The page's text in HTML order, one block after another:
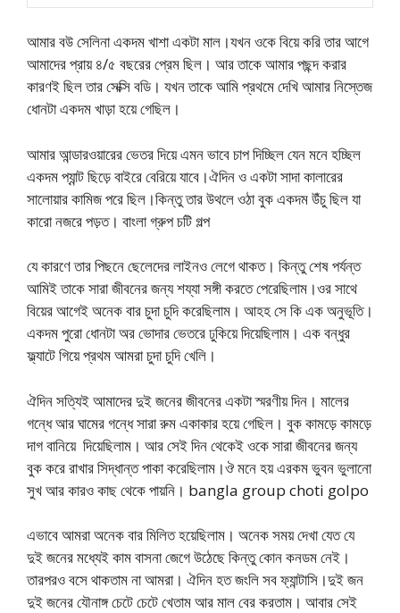
আমার বউ সেলিনা একদম খাশা একটা মাল।যখন ওকে বিয়ে করি তার আগে
আমাদের প্রায় ৪/৫ বছরের প্রেম ছিল। আর তাকে আমার পছন্দ করার
কারণই ছিল তার সেক্সি বডি। যখন তাকে আমি প্রথমে দেখি আমার নিস্তেজ
ধোনটা একদম খাড়া হয়ে গেছিল।
আমার আন্ডারওয়ারের ভেতর দিয়ে এমন ভাবে চাপ দিচ্ছিল যেন মনে হচ্ছিল
একদম প্যান্ট ছিড়ে বাইরে বেরিয়ে যাবে।ঐদিন ও একটা সাদা কালারের
সালোয়ার কামিজ পরে ছিল।কিন্তু তার উথলে ওঠা বুক একদম উঁচু ছিল যা
কারো নজরে পড়ত। বাংলা গ্রুপ চটি গল্প
যে কারণে তার পিছনে ছেলেদের লাইনও লেগে থাকত। কিন্তু শেষ পর্যন্ত
আমিই তাকে সারা জীবনের জন্য শয্যা সঙ্গী করতে পেরেছিলাম।ওর সাথে
বিয়ের আগেই অনেক বার চুদা চুদি করেছিলাম। আহহ সে কি এক অনুভূতি।
একদম পুরো ধোনটা অর ভোদার ভেতরে ঢুকিয়ে দিয়েছিলাম। এক বন্ধুর
ফ্ল্যাটে গিয়ে প্রথম আমরা চুদা চুদি খেলি।
ঐদিন সত্যিই আমাদের দুই জনের জীবনের একটা স্মরণীয় দিন। মালের
গন্ধে আর ঘামের গন্ধে সারা রুম একাকার হয়ে গেছিল। বুক কামড়ে কামড়ে
দাগ বানিয়ে দিয়েছিলাম। আর সেই দিন থেকেই ওকে সারা জীবনের জন্য
বুক করে রাখার সিদ্ধান্ত পাকা করেছিলাম।ঔ মনে হয় এরকম ভুবন ভুলানো
সুখ আর কারও কাছ থেকে পায়নি। bangla group choti golpo
এভাবে আমরা অনেক বার মিলিত হয়েছিলাম। অনেক সময় দেখা যেত যে
দুই জনের মধ্যেই কাম বাসনা জেগে উঠেছে কিন্তু কোন কনডম নেই।
তারপরও বসে থাকতাম না আমরা। ঐদিন হত জংলি সব ফ্যান্টাসি।দুই জন
দুই জনের যৌনাঙ্গ চেটে চেটে খেতাম আর মাল বের করতাম। আবার সেই